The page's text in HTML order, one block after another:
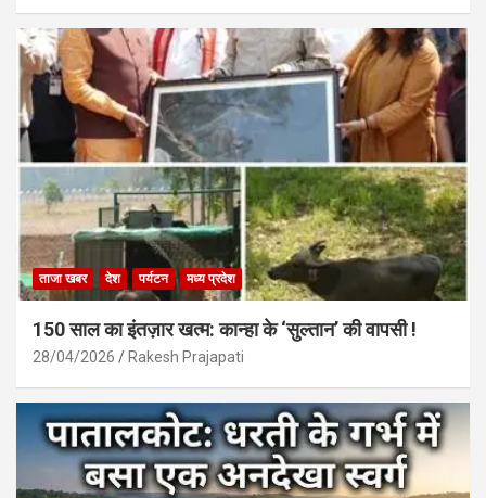
ताजा खबर देश पर्यटन मध्य प्रदेश
150 साल का इंतज़ार खत्म: कान्हा के ‘सुल्तान’ की वापसी !
28/04/2026 Rakesh Prajapati